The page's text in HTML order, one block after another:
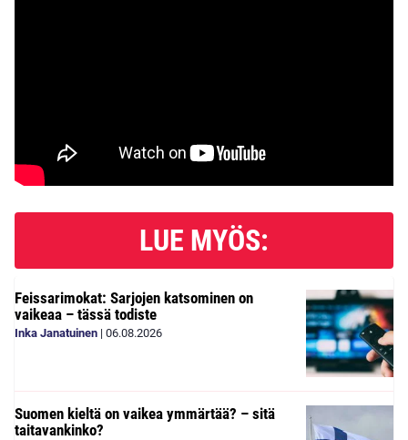
LUE MYÖS:
Feissarimokat: Sarjojen katsominen on
vaikeaa – tässä todiste
Inka Janatuinen | 06.08.2026
Suomen kieltä on vaikea ymmärtää? – sitä
taitavankinko?